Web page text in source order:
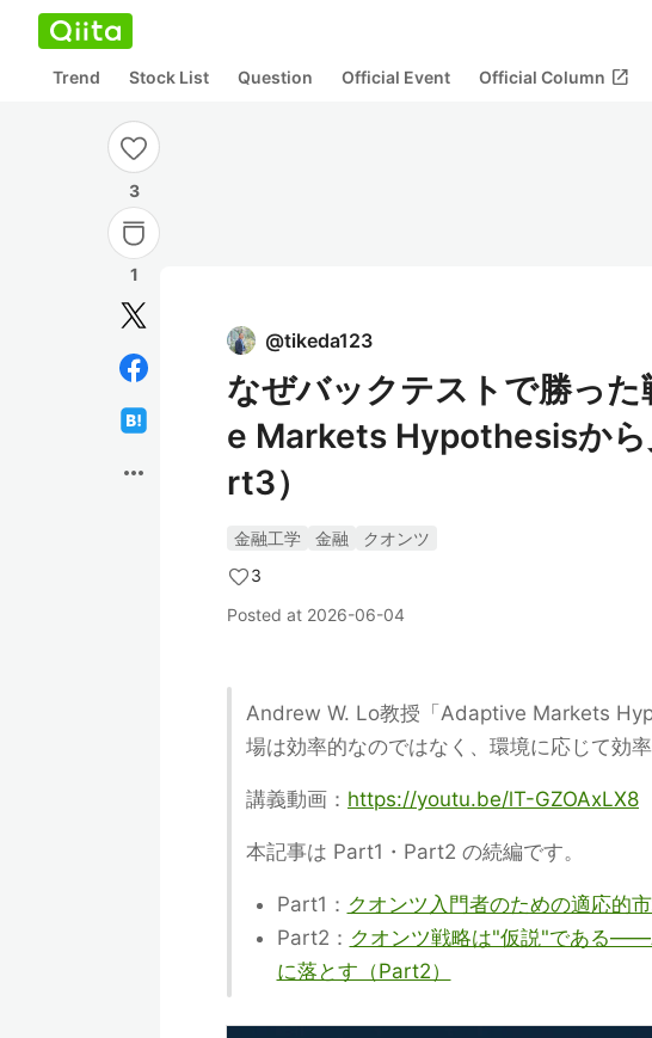
Trend Stock List Question Official Event Official Column open_in_new
3
1
more_horiz
@tikeda123
なぜバックテストで勝っ
e Markets Hypothesisから
rt3）
金融工学 金融
クオンツ
3
Posted at 2026-06-04
Andrew W. Lo教授「Adaptive Markets
場は効率的なのではなく、環境に応じて効
講義動画： https://youtu.be/lT-GZOAxLX8
本記事は Part1・Part2 の続編です。
Part1： クオンツ入門者のための適応的
Part2： クオンツ戦略は"仮説"である
に落とす（Part2）